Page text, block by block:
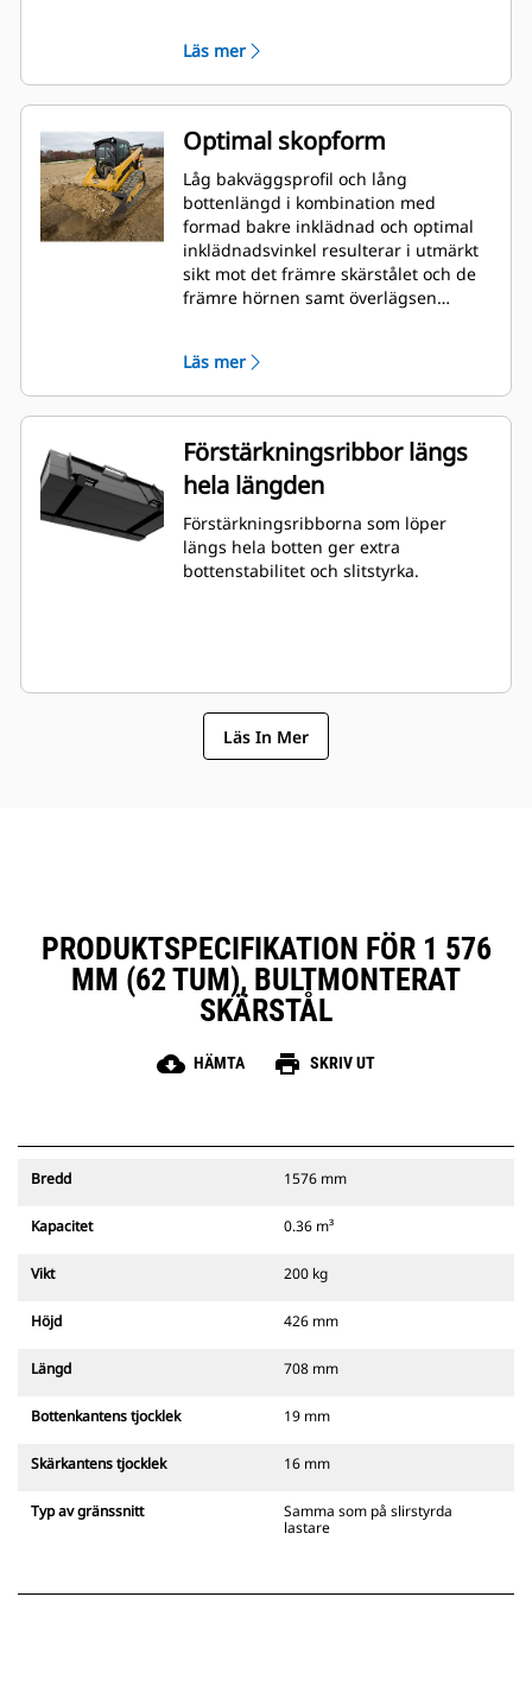
Läs mer
Optimal skopform
Låg bakväggsprofil och lång
bottenlängd i kombination med
formad bakre inklädnad och optimal
inklädnadsvinkel resulterar i utmärkt
sikt mot det främre skärstålet och de
främre hörnen samt överlägsen
Läs mer
Förstärkningsribbor längs
hela längden
Förstärkningsribborna som löper
längs hela botten ger extra
bottenstabilitet och slitstyrka.
Läs In Mer
PRODUKTSPECIFIKATION FÖR 1 576
MM (62 TUM), BULTMONTERAT
SKÄRSTÅL
cloud_download HÄMTA print SKRIV UT
Bredd 1576 mm
Kapacitet 0.36 m³
Vikt 200 kg
Höjd 426 mm
Längd 708 mm
Bottenkantens tjocklek 19 mm
Skärkantens tjocklek 16 mm
Typ av gränssnitt
Samma som på slirstyrda
lastare